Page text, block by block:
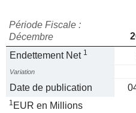
Période Fiscale :
Décembre
Endettement Net 1
Variation
Date de publication
1 EUR en Millions